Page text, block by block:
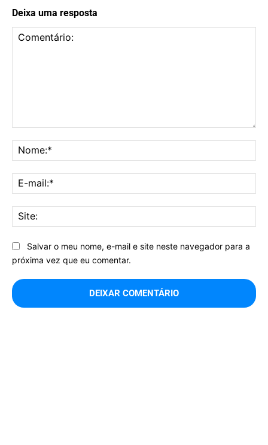
Deixa uma resposta
Salvar o meu nome, e-mail e site neste navegador para a
próxima vez que eu comentar.